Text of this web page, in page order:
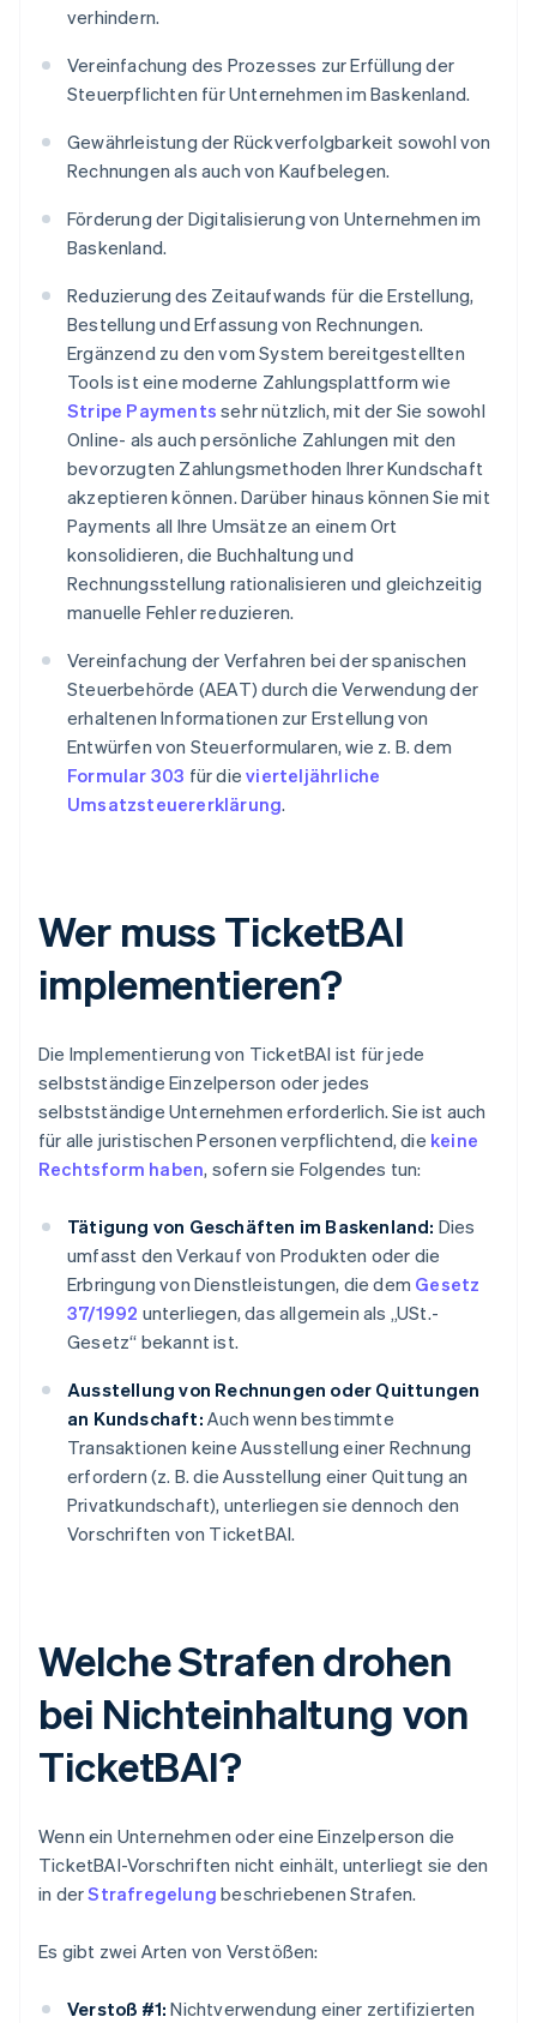
verhindern.
Vereinfachung des Prozesses zur Erfüllung der
Steuerpflichten für Unternehmen im Baskenland.
Gewährleistung der Rückverfolgbarkeit sowohl von
Rechnungen als auch von Kaufbelegen.
Förderung der Digitalisierung von Unternehmen im
Baskenland.
Reduzierung des Zeitaufwands für die Erstellung,
Bestellung und Erfassung von Rechnungen.
Ergänzend zu den vom System bereitgestellten
Tools ist eine moderne Zahlungsplattform wie
Stripe Payments sehr nützlich, mit der Sie sowohl
Online- als auch persönliche Zahlungen mit den
bevorzugten Zahlungsmethoden Ihrer Kundschaft
akzeptieren können. Darüber hinaus können Sie mit
Payments all Ihre Umsätze an einem Ort
konsolidieren, die Buchhaltung und
Rechnungsstellung rationalisieren und gleichzeitig
manuelle Fehler reduzieren.
Vereinfachung der Verfahren bei der spanischen
Steuerbehörde (AEAT) durch die Verwendung der
erhaltenen Informationen zur Erstellung von
Entwürfen von Steuerformularen, wie z. B. dem
Formular 303 für dievierteljährliche
Umsatzsteuererklärung.
Wer muss TicketBAI
implementieren?
Die Implementierung von TicketBAI ist für jede
selbstständige Einzelperson oder jedes
selbstständige Unternehmen erforderlich. Sie ist auch
für alle juristischen Personen verpflichtend, die keine
Rechtsform haben, sofern sie Folgendes tun:
Tätigung von Geschäften im Baskenland: Dies
umfasst den Verkauf von Produkten oder die
Erbringung von Dienstleistungen, die dem Gesetz
37/1992 unterliegen, das allgemein als „USt.-
Gesetz“ bekannt ist.
Ausstellung von Rechnungen oder Quittungen
an Kundschaft: Auch wenn bestimmte
Transaktionen keine Ausstellung einer Rechnung
erfordern (z. B. die Ausstellung einer Quittung an
Privatkundschaft), unterliegen sie dennoch den
Vorschriften von TicketBAI.
Welche Strafen drohen
bei Nichteinhaltung von
TicketBAI?
Wenn ein Unternehmen oder eine Einzelperson die
TicketBAI-Vorschriften nicht einhält, unterliegt sie den
in derStrafregelung beschriebenen Strafen.
Es gibt zwei Arten von Verstößen:
Verstoß #1: Nichtverwendung einer zertifizierten